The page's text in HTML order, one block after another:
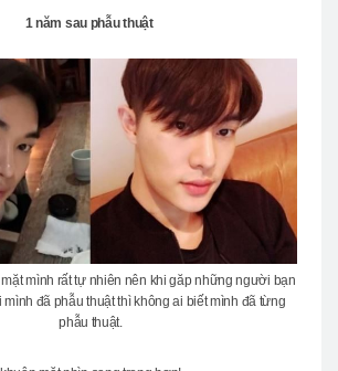
1 năm sau phẫu thuật
mình rất tự nhiên nên khi găp những người bạn
đã phẫu thuật thì không ai biết mình đã từng
phẫu thuật.